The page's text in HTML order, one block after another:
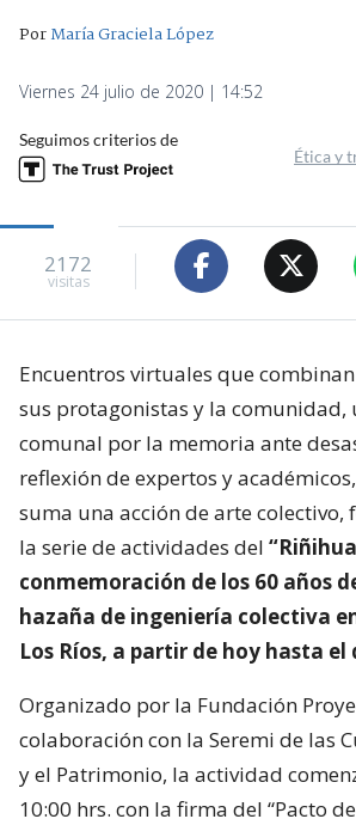
PorMaría Graciela López
Viernes 24 julio de 2020 | 14:52
Seguimos criterios de
Ética y
2172
visitas
Encuentros virtuales que
sus protagonistas y la comunidad,
comunal por la memoria ante
reflexión de expertos y
suma una acción de arte colectivo,
la serie de actividades del
conmemoración de los 60 años
hazaña de ingeniería colectiva
Los Ríos, a partir de hoy hasta
Organizado por la Fundación
colaboración con la Seremi de las
y el Patrimonio, la actividad
10:00 hrs. con la firma del “Pacto